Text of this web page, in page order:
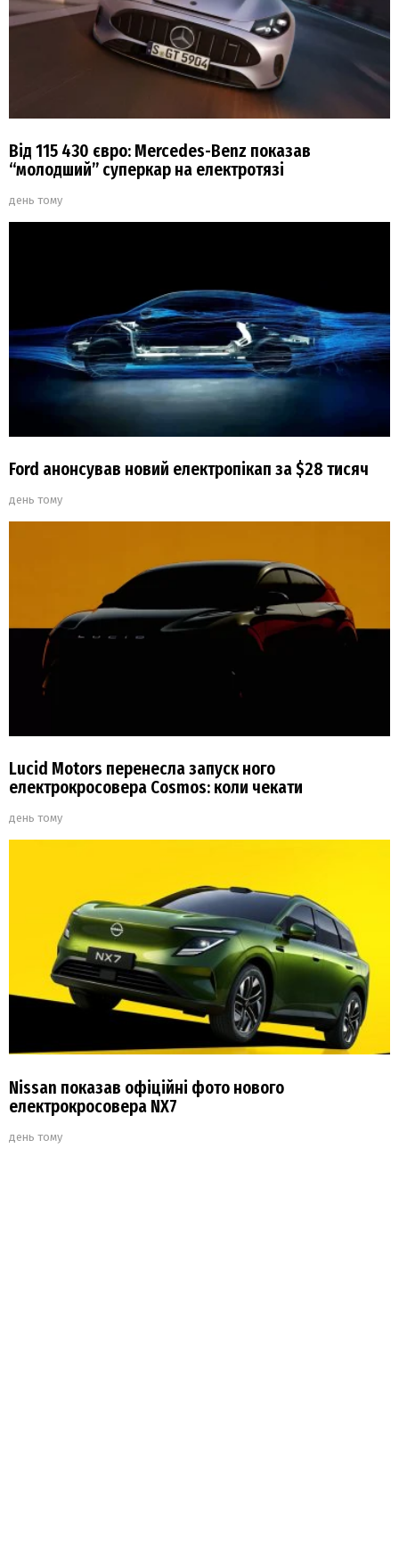
Від 115 430 євро: Mercedes-Benz показав
“молодший” суперкар на електротязі
день тому
Ford анонсував новий електропікап за $28 тисяч
день тому
Lucid Motors перенесла запуск ного
електрокросовера Cosmos: коли чекати
день тому
Nissan показав офіційні фото нового
електрокросовера NX7
день тому